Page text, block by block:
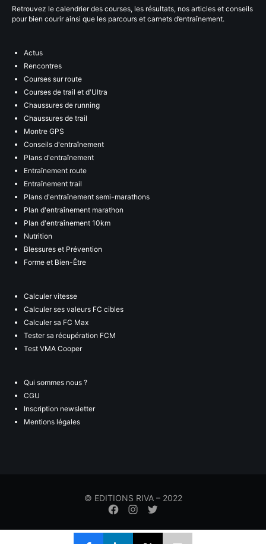
Retrouvez le calendrier des courses, les résultats, nos articles et conseils
pour bien courir ainsi que les parcours et carnets d’entraînement.
Actus
Rencontres
Courses sur route
Courses de trail et d'Ultra
Chaussures de running
Chaussures de trail
Montre GPS
Conseils d'entraînement
Plans d'entraînement
Entraînement route
Entraînement trail
Plans d'entraînement semi-marathons
Plan d'entraînement marathon
Plan d'entraînement 10km
Nutrition
Blessures et Prévention
Forme et Bien-Être
Calculer vitesse
Calculer ses valeurs FC cibles
Calculer sa FC Max
Tester sa récupération FCM
Test VMA Cooper
Qui sommes nous ?
CGU
Inscription newsletter
Mentions légales
© EDITIONS RIVA – 2022
Élément
menude
de